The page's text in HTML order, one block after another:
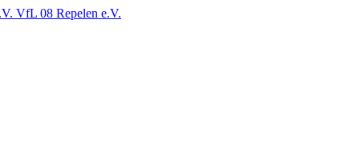
VfL 08 Repelen e.V.